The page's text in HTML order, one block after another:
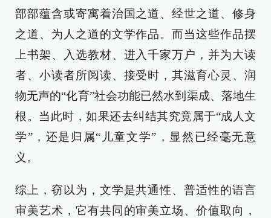
部部蕴含或寄寓着治国之道、经世之道、修身
之道、为人之道的文学作品。而当这些作品摆
上书架、入选教材、进入千家万户，并为大读
者、小读者所阅读、接受时，其滋育心灵、润
物无声的“化育”社会功能已然水到渠成、落地生
根。当此时，如果还去纠结其究竟属于“成人文
学”，还是归属“儿童文学”，显然已经毫无意
义。
综上，窃以为，文学是共通性、普适性的语言
审美艺术，它有共同的审美立场、价值取向，